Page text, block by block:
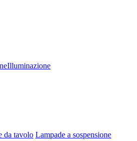
Illuminazione
da tavolo Lampade a sospensione